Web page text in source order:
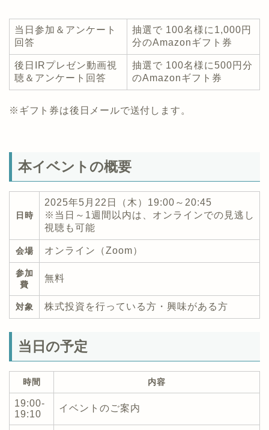
当日参加＆アンケート
回答
抽選で 100名様に1,000円
分のAmazonギフト券
後日IRプレゼン動画視
聴＆アンケート回答
抽選で 100名様に500円分
のAmazonギフト券
※ギフト券は後日メールで送付します。
本イベントの概要
日時
2025年5月22日（木）19:00～20:45
※当日～1週間以内は、オンラインでの見逃し
視聴も可能
会場 オンライン（Zoom）
参加
費
無料
対象 株式投資を行っている方・興味がある方
当日の予定
時間 内容
19:00-
19:10
イベントのご案内